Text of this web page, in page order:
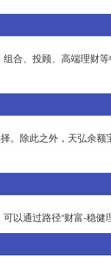
合、投顾、高端理财
。除此之外，天弘余
通过路径“财富-稳健